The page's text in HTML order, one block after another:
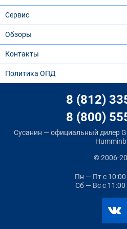
Сервис
Обзоры
Контакты
Политика ОПД
8 (812)
8 (800)
Сусанин — официальный дилер
© 2006-
Пн — Птс 10:00
Сб — Всс 11:00